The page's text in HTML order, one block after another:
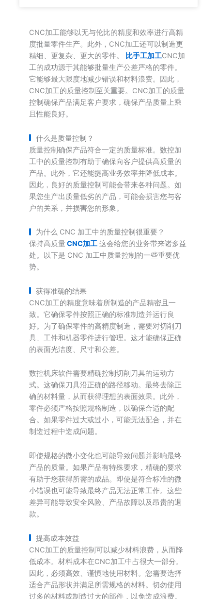
CNC加工能够以无与伦比的精度和效率进行高精
度批量零件生产。此外，CNC加工还可以制造更
精细、更复杂、更大的零件。
比手工加工CNC加
工的成功源于其能够批量生产公差严格的零件。
它能够最大限度地减少错误和材料浪费。因此，
CNC加工的质量控制至关重要。CNC加工的质量
控制确保产品满足客户要求，确保产品质量上乘
且性能良好。
什么是质量控制？
质量控制确保产品符合一定的质量标准。数控加
工中的质量控制有助于确保向客户提供高质量的
产品。此外，它还能提高业务效率并降低成本。
因此，良好的质量控制可能会带来各种问题。如
果您生产出质量低劣的产品，可能会损害您与客
户的关系，并损害您的形象。
为什么 CNC 加工中的质量控制很重要？
保持高质量 CNC加工 这会给您的业务带来诸多益
处。以下是 CNC 加工中质量控制的一些重要优
势。
获得准确的结果
CNC加工的精度意味着所制造的产品精密且一
致。它确保零件按照正确的标准制造并运行良
好。为了确保零件的高精度制造，需要对切削刀
具、工件和机器零件进行管理。这才能确保正确
的表面光洁度、尺寸和公差。
数控机床软件需要精确控制切削刀具的运动方
式。这确保刀具沿正确的路径移动。最终去除正
确的材料量，从而获得理想的表面效果。此外，
零件必须严格按照规格制造，以确保合适的配
合。如果零件过大或过小，可能无法配合，并在
制造过程中造成问题。
即使规格的微小变化也可能导致问题并影响最终
产品的质量。如果产品有特殊要求，精确的要求
有助于您获得所需的成品。即使是符合标准的微
小错误也可能导致最终产品无法正常工作。这些
差异可能导致安全风险、产品故障以及昂贵的退
款。
提高成本效益
CNC加工的质量控制可以减少材料浪费，从而降
低成本。材料成本在CNC加工中占很大一部分。
因此，必须高效、谨慎地使用材料。您需要选择
适合产品形状并满足所需规格的材料。切勿使用
过多的材料或制造过大的部件，以免造成浪费。